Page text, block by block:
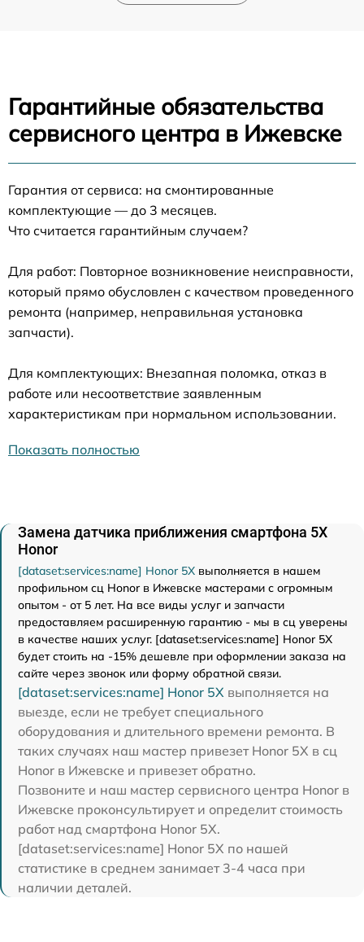
Гарантийные обязательства
сервисного центра в Ижевске
Гарантия от сервиса: на смонтированные
комплектующие — до 3 месяцев.
Что считается гарантийным случаем?
Для работ: Повторное возникновение неисправности,
который прямо обусловлен с качеством проведенного
ремонта (например, неправильная установка
запчасти).
Для комплектующих: Внезапная поломка, отказ в
работе или несоответствие заявленным
характеристикам при нормальном использовании.
Показать полностью
Замена датчика приближения смартфона 5X
Honor
[dataset:services:name] Honor 5X выполняется в нашем
профильном сц Honor в Ижевске мастерами с огромным
опытом - от 5 лет. На все виды услуг и запчасти
предоставляем расширенную гарантию - мы в сц уверены
в качестве наших услуг. [dataset:services:name] Honor 5X
будет стоить на -15% дешевле при оформлении заказа на
сайте через звонок или форму обратной связи.
[dataset:services:name] Honor 5X выполняется на
выезде, если не требует специального
оборудования и длительного времени ремонта. В
таких случаях наш мастер привезет Honor 5X в сц
Honor в Ижевске и привезет обратно.
Позвоните и наш мастер сервисного центра Honor в
Ижевске проконсультирует и определит стоимость
работ над смартфона Honor 5X.
[dataset:services:name] Honor 5X по нашей
статистике в среднем занимает 3-4 часа при
наличии деталей.